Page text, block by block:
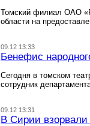
Томский филиал ОАО
области на
09.12 13:33
Бенефис
Сегодня в томском
сотрудник
09.12 13:31
В Сирии взорвали